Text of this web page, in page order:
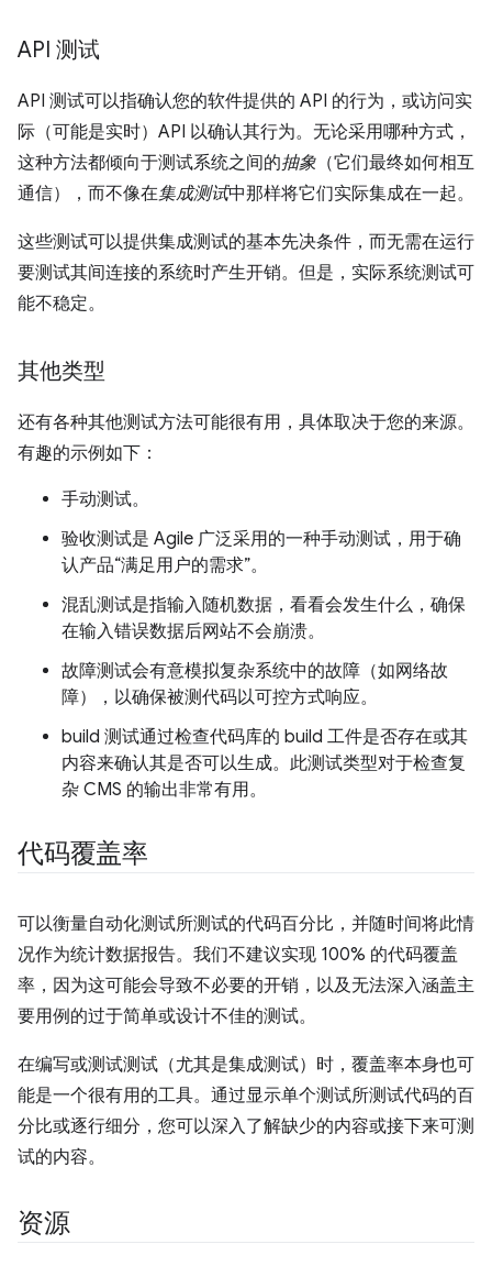
API 测试
API 测试可以指确认您的软件提供的 API 的行为，或访问实
际（可能是实时）API 以确认其行为。无论采用哪种方式，
这种方法都倾向于测试系统之间的抽象 （它们最终如何相互
通信），而不像在集成测试中那样将它们实际集成在一起。
这些测试可以提供集成测试的基本先决条件，而无需在运行
要测试其间连接的系统时产生开销。但是，实际系统测试可
能不稳定。
其他类型
还有各种其他测试方法可能很有用，具体取决于您的来源。
有趣的示例如下：
手动测试。
验收测试是 Agile 广泛采用的一种手动测试，用于确
认产品“满足用户的需求”。
混乱测试是指输入随机数据，看看会发生什么，确保
在输入错误数据后网站不会崩溃。
故障测试会有意模拟复杂系统中的故障（如网络故
障），以确保被测代码以可控方式响应。
build 测试通过检查代码库的 build 工件是否存在或其
内容来确认其是否可以生成。此测试类型对于检查复
杂 CMS 的输出非常有用。
代码覆盖率
可以衡量自动化测试所测试的代码百分比，并随时间将此情
况作为统计数据报告。我们不建议实现 100% 的代码覆盖
率，因为这可能会导致不必要的开销，以及无法深入涵盖主
要用例的过于简单或设计不佳的测试。
在编写或测试测试（尤其是集成测试）时，覆盖率本身也可
能是一个很有用的工具。通过显示单个测试所测试代码的百
分比或逐行细分，您可以深入了解缺少的内容或接下来可测
试的内容。
资源